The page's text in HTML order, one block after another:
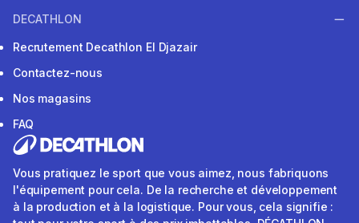
DECATHLON
Recrutement Decathlon El Djazair
Contactez-nous
Nos magasins
FAQ
Vous pratiquez le sport que vous aimez, nous fabriquons
l'équipement pour cela. De la recherche et développement
à la production et à la logistique. Pour vous, cela signifie :